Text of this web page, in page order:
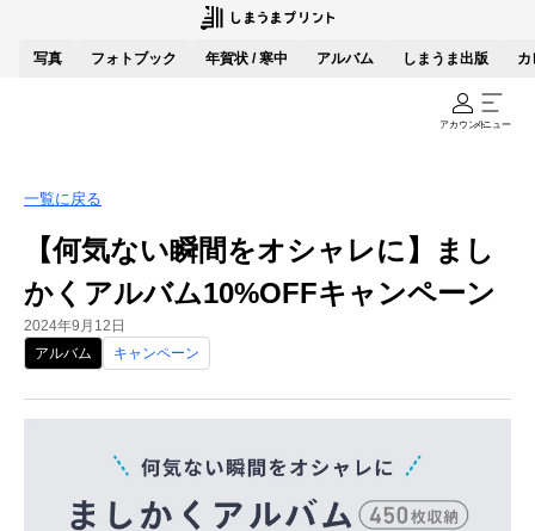
写真 フォトブック 年賀状 / 寒中 アルバム しまうま出版 カ
アカウントメニュー
一覧に戻る
【何気ない瞬間をオシャレに】まし
かくアルバム10%OFFキャンペーン
2024年9月12日
アルバム
キャンペーン